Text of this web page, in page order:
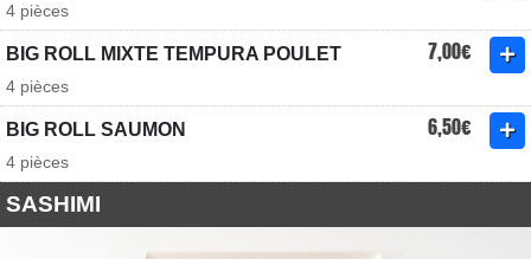
4 pièces
BIG ROLL MIXTE TEMPURA POULET 7,00€
4 pièces
BIG ROLL SAUMON 6,50€
4 pièces
SASHIMI